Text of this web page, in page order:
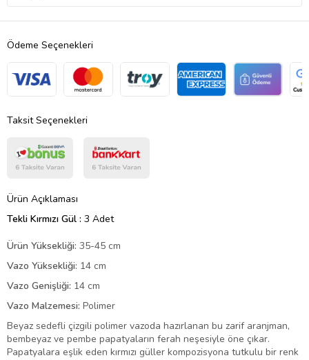
Ödeme Seçenekleri
Taksit Seçenekleri
Ürün Açıklaması
Tekli Kırmızı Gül : 3 Adet
Ürün Yüksekliği: 35-45 cm
Vazo Yüksekliği: 14 cm
Vazo Genişliği: 14 cm
Vazo Malzemesi: Polimer
Beyaz sedefli çizgili polimer vazoda hazırlanan bu zarif aranjman,
bembeyaz ve pembe papatyaların ferah neşesiyle öne çıkar.
Papatyalara eşlik eden kırmızı güller kompozisyona tutkulu bir renk